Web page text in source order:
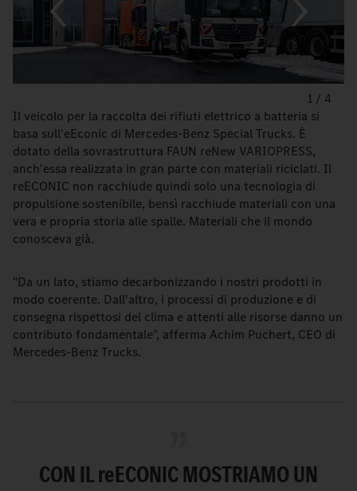
1 / 4
Il veicolo per la raccolta dei rifiuti elettrico a batteria si
basa sull'eEconic di Mercedes-Benz Special Trucks. È
dotato della sovrastruttura FAUN reNew VARIOPRESS,
anch'essa realizzata in gran parte con materiali riciclati. Il
reECONIC non racchiude quindi solo una tecnologia di
propulsione sostenibile, bensì racchiude materiali con una
vera e propria storia alle spalle. Materiali che il mondo
conosceva già.
"Da un lato, stiamo decarbonizzando i nostri prodotti in
modo coerente. Dall'altro, i processi di produzione e di
consegna rispettosi del clima e attenti alle risorse danno un
contributo fondamentale", afferma Achim Puchert, CEO di
Mercedes-Benz Trucks.
CON ILreECONICMOSTRIAMO UN